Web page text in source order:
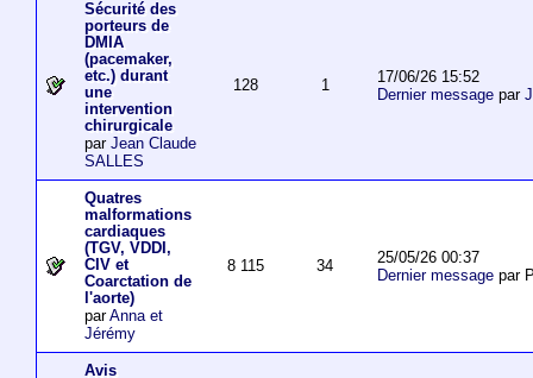
Sécurité des
porteurs de
DMIA
(pacemaker,
etc.) durant
une
intervention
chirurgicale
par Jean Claude
SALLES
128 1
17/06/26 15:52
Dernier messagepar
Quatres
malformations
cardiaques
(TGV, VDDI,
CIV et
Coarctation de
l'aorte)
parAnna et
Jérémy
8 115 34
25/05/26 00:37
Dernier messagepar
Avis